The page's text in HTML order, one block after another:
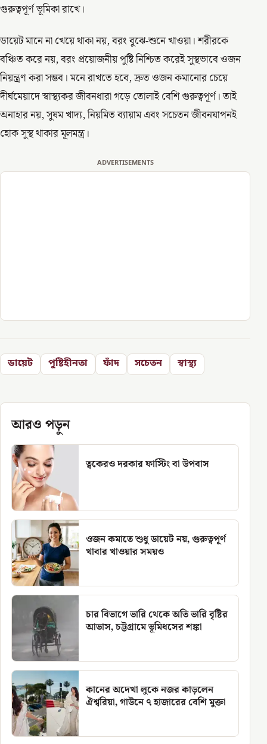
গুরুত্বপূর্ণ ভূমিকা রাখে।
ডায়েট মানে না খেয়ে থাকা নয়, বরং বুঝে-শুনে খাওয়া। শরীরকে
বঞ্চিত করে নয়, বরং প্রয়োজনীয় পুষ্টি নিশ্চিত করেই সুস্থভাবে ওজন
নিয়ন্ত্রণ করা সম্ভব। মনে রাখতে হবে, দ্রুত ওজন কমানোর চেয়ে
দীর্ঘমেয়াদে স্বাস্থ্যকর জীবনধারা গড়ে তোলাই বেশি গুরুত্বপূর্ণ। তাই
অনাহার নয়, সুষম খাদ্য, নিয়মিত ব্যায়াম এবং সচেতন জীবনযাপনই
হোক সুস্থ থাকার মূলমন্ত্র।
ADVERTISEMENTS
ডায়েট পুষ্টিহীনতা ফাঁদ সচেতন স্বাস্থ্য
আরও পড়ুন
ত্বকেরও দরকার ফাস্টিং বা উপবাস
ওজন কমাতে শুধু ডায়েট নয়, গুরুত্বপূর্ণ
খাবার খাওয়ার সময়ও
চার বিভাগে ভারি থেকে অতি ভারি বৃষ্টির
আভাস, চট্টগ্রামে ভূমিধসের শঙ্কা
কানের অদেখা লুকে নজর কাড়লেন
ঐশ্বরিয়া, গাউনে ৭ হাজারের বেশি মুক্তা